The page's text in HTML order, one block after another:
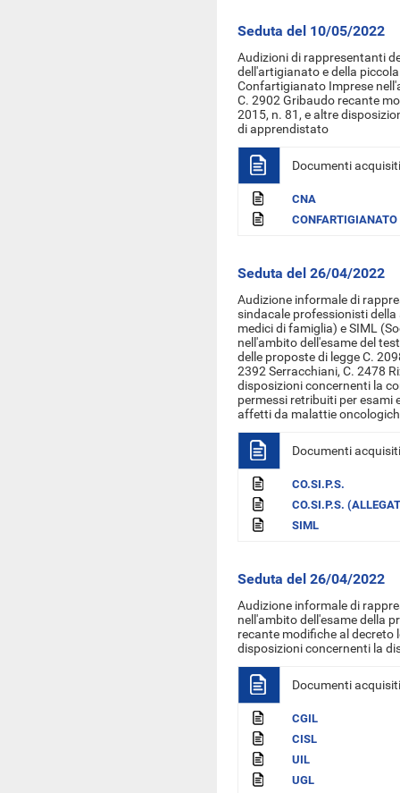
Seduta del 10/05/2022
Audizioni di rappresentanti
dell'artigianato e della
Confartigianato Imprese
C. 2902 Gribaudo recante
2015, n. 81, e altre
di apprendistato
Documenti acquisiti
CNA
CONFARTIGIANATO
Seduta del 26/04/2022
Audizione informale di
sindacale professionisti
medici di famiglia) e SIML
nell'ambito dell'esame del
delle proposte di legge C.
2392 Serracchiani, C. 2478
disposizioni concernenti la
permessi retribuiti per esami
affetti da malattie
Documenti acquisiti
CO.SI.P.S.
CO.SI.P.S.
SIML
Seduta del 26/04/2022
Audizione informale di
nell'ambito dell'esame della
recante modifiche al decreto
disposizioni concernenti la
Documenti acquisiti
CGIL
CISL
UIL
UGL